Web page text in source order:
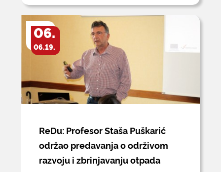
06.
06.19.
ReDu: Profesor Staša Puškarić
održao predavanja o održivom
razvoju i zbrinjavanju otpada